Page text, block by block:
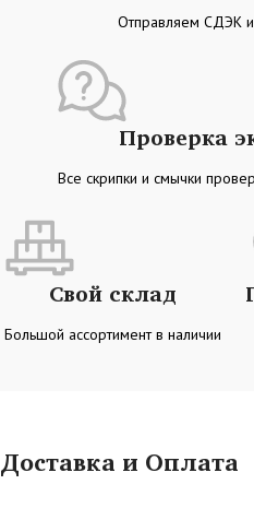
Отправляем СДЭК и
Проверка
Все скрипки и смычки
Свой склад
Большой ассортимент в наличии
Доставка и Оплата